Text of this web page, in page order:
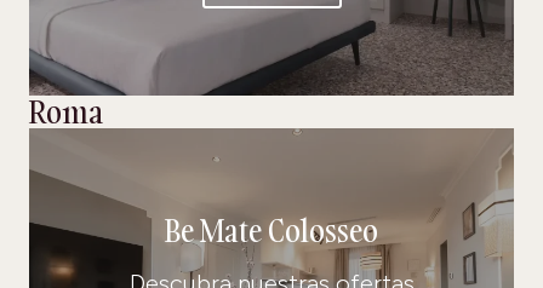
Roma
Be Mate Colosseo